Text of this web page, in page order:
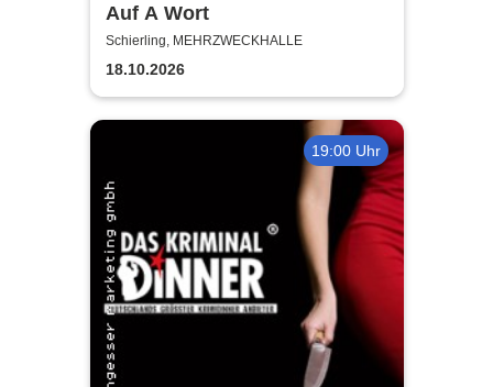
Auf A Wort
Schierling, MEHRZWECKHALLE
18.10.2026
19:00 Uhr